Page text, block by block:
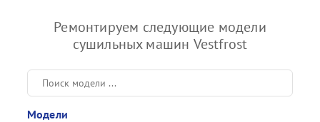
Ремонтируем следующие модели
сушильных машин Vestfrost
Модели